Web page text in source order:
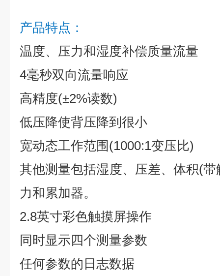
产品特点：
温度、压力和湿度补偿质量流量
4毫秒双向流量响应
高精度(±2%读数)
低压降使背压降到很小
宽动态工作范围(1000:1变压比)
其他测量包括湿度、压差、体积(
力和累加器。
2.8英寸彩色触摸屏操作
同时显示四个测量参数
任何参数的日志数据